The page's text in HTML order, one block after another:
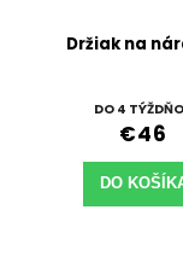
Držiak na
DO 4
€46
DO